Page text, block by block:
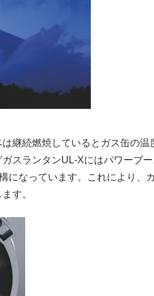
継続燃焼しているとガス缶の温
スランタンUL-Xにはパワーブー
になっています。これにより、
す。